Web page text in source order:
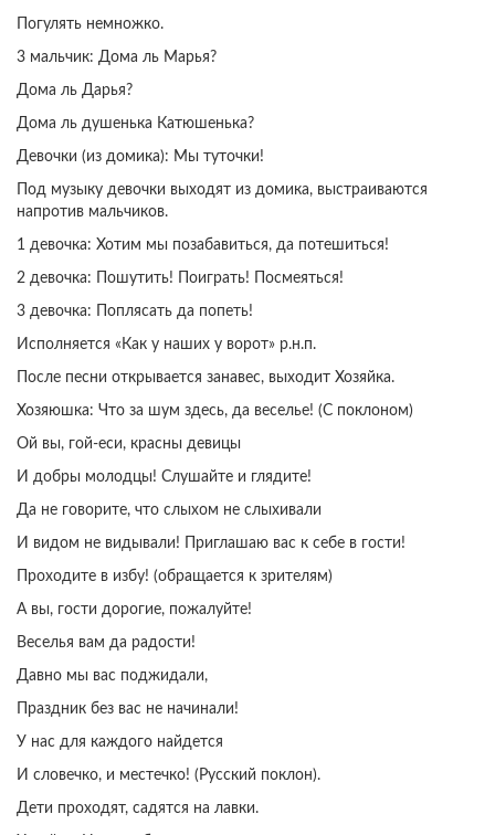
Погулять немножко.
3 мальчик: Дома ль Марья?
Дома ль Дарья?
Дома ль душенька Катюшенька?
Девочки (из домика): Мы туточки!
Под музыку девочки выходят из домика, выстраиваются
напротив мальчиков.
1 девочка: Хотим мы позабавиться, да потешиться!
2 девочка: Пошутить! Поиграть! Посмеяться!
3 девочка: Поплясать да попеть!
Исполняется «Как у наших у ворот» р.н.п.
После песни открывается занавес, выходит Хозяйка.
Хозяюшка: Что за шум здесь, да веселье! (С поклоном)
Ой вы, гой-еси, красны девицы
И добры молодцы! Слушайте и глядите!
Да не говорите, что слыхом не слыхивали
И видом не видывали! Приглашаю вас к себе в гости!
Проходите в избу! (обращается к зрителям)
А вы, гости дорогие, пожалуйте!
Веселья вам да радости!
Давно мы вас поджидали,
Праздник без вас не начинали!
У нас для каждого найдется
И словечко, и местечко! (Русский поклон).
Дети проходят, садятся на лавки.